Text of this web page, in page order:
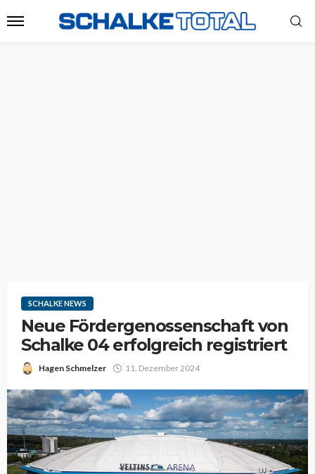
SCHALKE NEWS
Neue Fördergenossenschaft von
Schalke 04 erfolgreich registriert
Hagen Schmelzer 11. Dezember 2024